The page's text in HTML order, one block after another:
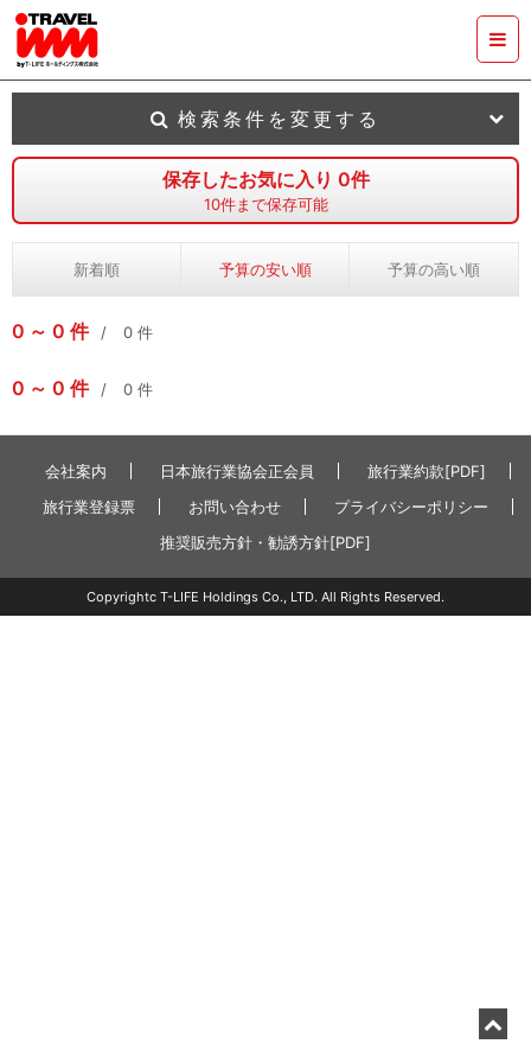
保存したお気に入り 0件
10件まで保存可能
新着順 予算の安い順 予算の高い順
0 0 件 0 件
0 0 件 0 件
検索条件を変更する
会社案内 日本旅行業協会正会員
旅行業約款[PDF]
旅行業登録票
お問い合わせ
プライバシーポリシー
推奨販売方針・勧誘方針[PDF]
Copyrightc T-LIFE Holdings Co., LTD. All Rights Reserved.